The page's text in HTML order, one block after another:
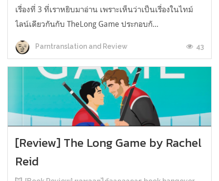
เรื่องที่ 3 ที่เราหยิบมาอ่าน เพราะเห็นว่าเป็นเรื่องในไทม์
ไลน์เดียวกันกับ TheLong Game ประกอบกั...
Parntranslation and Review 43
[Review] The Long Game by Rachel
Reid